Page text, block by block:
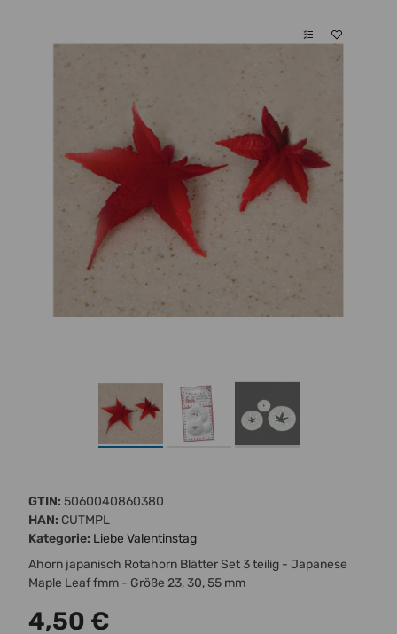
GTIN: 5060040860380
HAN: CUTMPL
Kategorie: Liebe Valentinstag
Ahorn japanisch Rotahorn Blätter Set 3 teilig - Japanese
Maple Leaf fmm - Größe 23, 30, 55 mm
4,50 €